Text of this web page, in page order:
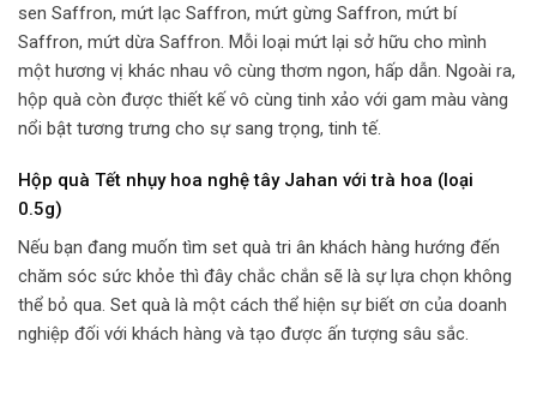
sen Saffron, mứt lạc Saffron, mứt gừng Saffron, mứt bí
Saffron, mứt dừa Saffron. Mỗi loại mứt lại sở hữu cho mình
một hương vị khác nhau vô cùng thơm ngon, hấp dẫn. Ngoài ra,
hộp quà còn được thiết kế vô cùng tinh xảo với gam màu vàng
nổi bật tương trưng cho sự sang trọng, tinh tế.
Hộp quà Tết nhụy hoa nghệ tây Jahan với trà hoa (loại
0.5g)
Nếu bạn đang muốn tìm set quà tri ân khách hàng hướng đến
chăm sóc sức khỏe thì đây chắc chắn sẽ là sự lựa chọn không
thể bỏ qua. Set quà là một cách thể hiện sự biết ơn của doanh
nghiệp đối với khách hàng và tạo được ấn tượng sâu sắc.